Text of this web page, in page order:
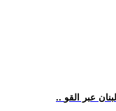
عبر القو